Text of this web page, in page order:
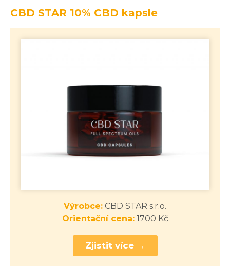
CBD STAR 10% CBD kapsle
Výrobce: CBD STAR s.r.o.
Orientační cena:1700 Kč
Zjistit více →